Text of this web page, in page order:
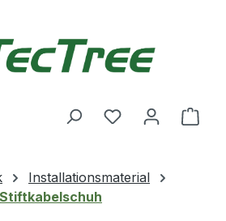
Du hast 0
Installationsmaterial
Stiftkabelschuh